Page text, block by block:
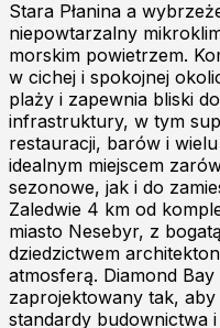
Stara Płanina a
niepowtarzalny
morskim powietrzem.
w cichej i spokojnej
plaży i zapewnia bliski
infrastruktury, w tym
restauracji, barów i
idealnym miejscem
sezonowe, jak i do
Zaledwie 4 km od
miasto Nesebyr, z
dziedzictwem
atmosferą. Diamond
zaprojektowany tak, aby
standardy budownictwa